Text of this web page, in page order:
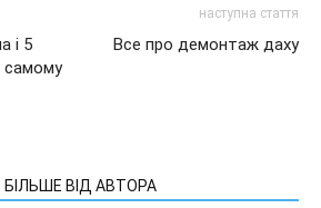
і 5
самому
наступна стаття
Все про демонтаж даху
БІЛЬШЕ ВІД АВТОРА